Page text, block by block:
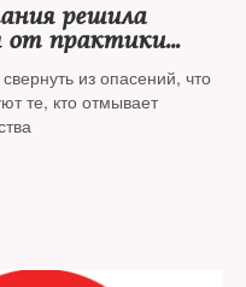
решила
от практики
виз»из опасений, что
те, кто отмывает